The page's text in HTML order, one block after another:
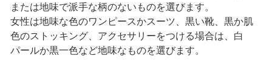
または地味で派手な柄のないものを選びます。
女性は地味な色のワンピースかスーツ、黒い靴、黒か肌
色のストッキング、アクセサリーをつける場合は、白
パールか黒一色など地味なものを選びます。